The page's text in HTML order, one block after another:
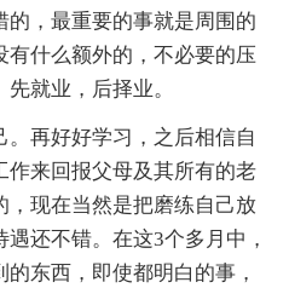
的，最重要的事就是周围的
有什么额外的，不必要的压
就业，后择业。
。再好好学习，之后相信自
作来回报父母及其所有的老
，现在当然是把磨练自己放
还不错。在这3个多月中，
东西，即使都明白的事，